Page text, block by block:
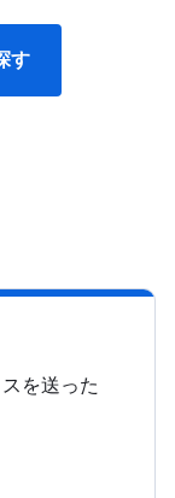
す
を送った